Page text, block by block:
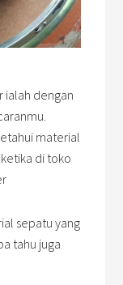
ialah dengan
material
di toko
sepatu yang
tahu juga